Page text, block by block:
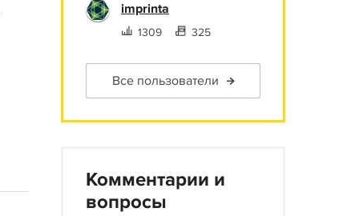
imprinta
1309 325
Все пользователи
Комментарии и
вопросы